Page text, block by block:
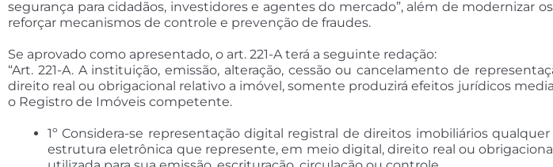
segurança para cidadãos, investidores e agentes do mercado”, além de modernizar
reforçar mecanismos de controle e prevenção de fraudes.
Se aprovado como apresentado, o art. 221-A terá a seguinte redação:
“Art. 221-A. A instituição, emissão, alteração, cessão ou cancelamento de
direito real ou obrigacional relativo a imóvel, somente produzirá efeitos jurídicos
o Registro de Imóveis competente.
1º Considera-se representação digital registral de direitos imobiliários
estrutura eletrônica que represente, em meio digital, direito real ou